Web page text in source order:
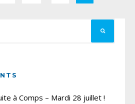
à Comps – Mardi 28 juillet !